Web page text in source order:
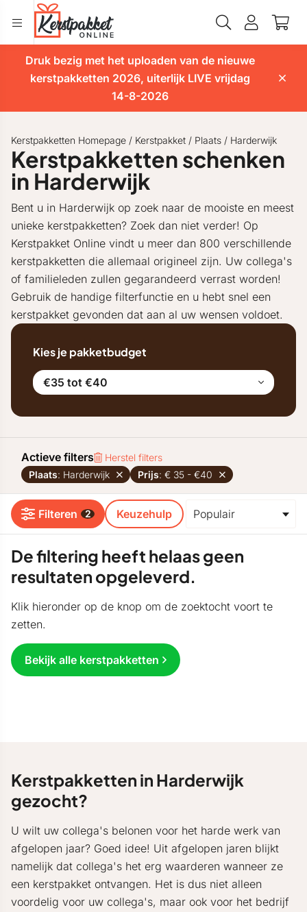
Druk bezig met het uploaden van de nieuwe
kerstpakketten 2026, uiterlijk LIVE vrijdag
14-8-2026
Kerstpakketten Homepage / Kerstpakket / Plaats / Harderwijk
Kerstpakketten schenken
in Harderwijk
Bent u in Harderwijk op zoek naar de mooiste en meest
unieke kerstpakketten? Zoek dan niet verder! Op
Kerstpakket Online vindt u meer dan 800 verschillende
kerstpakketten die allemaal origineel zijn. Uw collega's
of familieleden zullen gegarandeerd verrast worden!
Gebruik de handige filterfunctie en u hebt snel een
kerstpakket gevonden dat aan al uw wensen voldoet.
Kies je pakketbudget
€35 tot €40
Actieve filters
Herstel filters
Plaats: Harderwijk Prijs: € 35 - €40
Filteren 2 Keuzehulp
De filtering heeft helaas geen
resultaten opgeleverd.
Klik hieronder op de knop om de zoektocht voort te
zetten.
Bekijk alle kerstpakketten
Kerstpakketten in Harderwijk
gezocht?
U wilt uw collega's belonen voor het harde werk van
afgelopen jaar? Goed idee! Uit afgelopen jaren blijkt
namelijk dat collega's het erg waarderen wanneer ze
een kerstpakket ontvangen. Het is dus niet alleen
voordelig voor uw collega's, maar ook voor het bedrijf